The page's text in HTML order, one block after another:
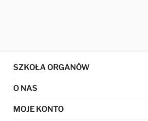
SZKOŁA ORGANÓW
O NAS
MOJE KONTO